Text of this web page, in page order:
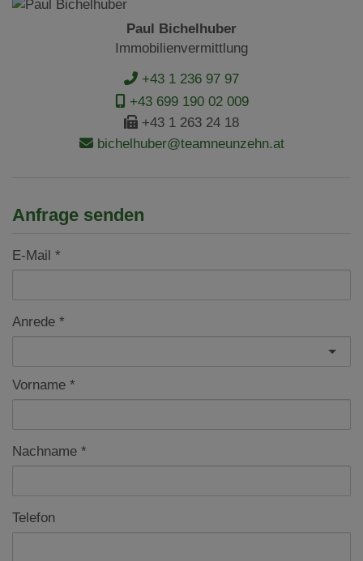
Paul Bichelhuber
Immobilienvermittlung
+43 1 236 97 97
+43 699 190 02 009
+43 1 263 24 18
bichelhuber@teamneunzehn.at
Anfrage senden
E-Mail
Anrede
Vorname
Nachname
Telefon